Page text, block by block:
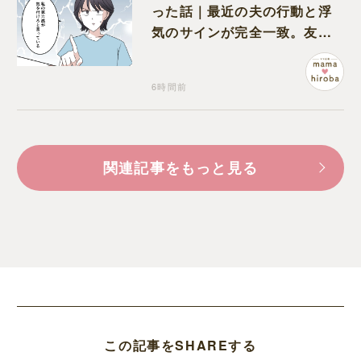
った話｜最近の夫の行動と浮
気のサインが完全一致。友人
6時間前
関連記事をもっと見る
この記事をSHAREする